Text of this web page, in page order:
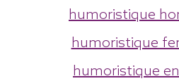
humoristique
humoristique
humoristique